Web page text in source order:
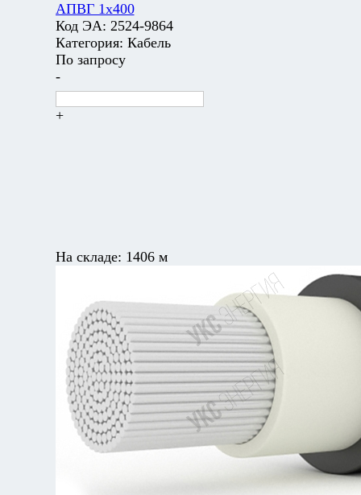
АПВГ 1х400
Код ЭА: 2524-9864
Категория: Кабель
По запросу
-
+
На складе: 1406 м